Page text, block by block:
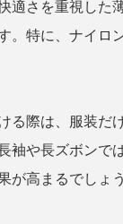
適さを重視した
。特に、ナイロ
る際は、服装だ
袖や長ズボンで
が高まるでしょう